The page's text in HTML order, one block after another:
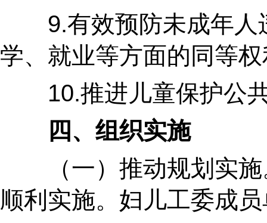
9.有效预防未成年人违
学、就业等方面的同等
10.推进儿童保护公共
四、组织实施
（一）推动规划实施。
顺利实施。妇儿工委成